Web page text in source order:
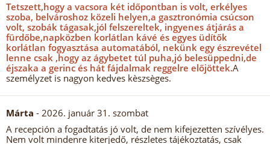
Tetszett,hogy a vacsora két időpontban is volt, erkélyes
szoba, belvároshoz közeli helyen,a gasztronómia csúcson
volt, szobák tágasak,jól felszereltek, ingyenes átjárás a
fürdőbe,napközben korlátlan kávé és egyes üdítők
korlátlan fogyasztása automatából, nekünk egy észrevétel
lenne csak ,hogy az ágybetet túl puha,jó belesüppedni,de
éjszaka a gerinc és hát fájdalmak reggelre előjöttek.A
személyzet is nagyon kedves kèszsèges.
Márta - 2026. január 31. szombat
A recepción a fogadtatás jó volt, de nem kifejezetten szívélyes.
Nem volt mindenre kiterjedő, részletes tájékoztatás, csak